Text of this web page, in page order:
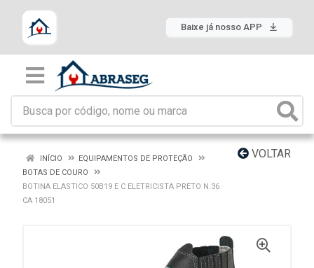
Baixe já nosso APP
VOLTAR
INÍCIO
EQUIPAMENTOS DE PROTEÇÃO
BOTAS DE COURO
BOTINA ELASTICO 50B19 E C ELETRICISTA PRETO N.36
CA 18051